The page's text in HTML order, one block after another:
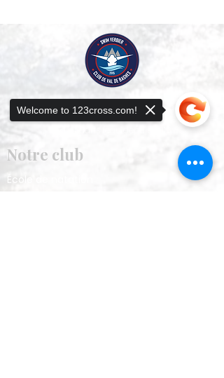
Une école de natation et un club sportif bilingues à
Verbier, qui favorisent la sécurité, la confiance et le
Notre club
École de natation
Welcome to 123cross.com!